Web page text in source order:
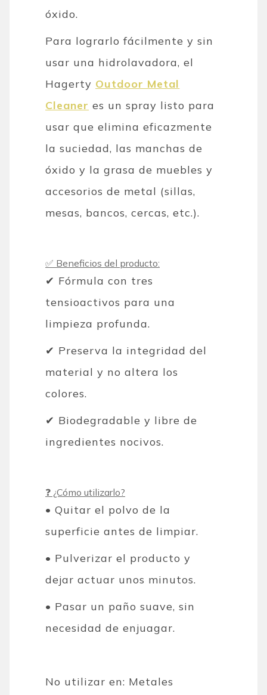
óxido.
Para lograrlo fácilmente y sin
usar una hidrolavadora, el
Hagerty Outdoor Metal
Cleaner es un spray listo para
usar que elimina eficazmente
la suciedad, las manchas de
óxido y la grasa de muebles y
accesorios de metal (sillas,
mesas, bancos, cercas, etc.).
✅ Beneficios del producto:
✔ Fórmula con tres
tensioactivos para una
limpieza profunda.
✔ Preserva la integridad del
material y no altera los
colores.
✔ Biodegradable y libre de
ingredientes nocivos.
❓ ¿Cómo utilizarlo?
• Quitar el polvo de la
superficie antes de limpiar.
• Pulverizar el producto y
dejar actuar unos minutos.
• Pasar un paño suave, sin
necesidad de enjuagar.
No utilizar en: Metales